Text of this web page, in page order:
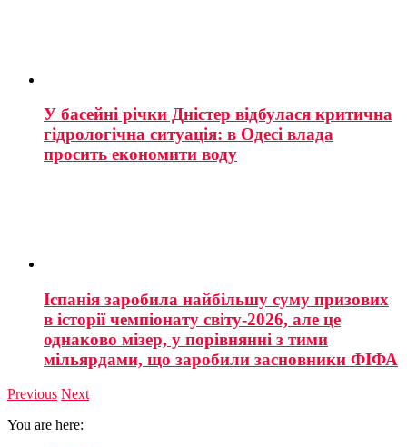
У басейні річки Дністер відбулася критична
гідрологічна ситуація: в Одесі влада
просить економити воду
Іспанія заробила найбільшу суму призових
в історії чемпіонату світу-2026, але це
однаково мізер, у порівнянні з тими
мільярдами, що заробили засновники ФІФА
Previous Next
You are here: